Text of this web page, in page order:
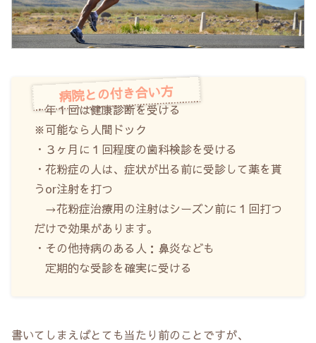
病院との付き合い方
・年１回は健康診断を受ける
※可能なら人間ドック
・３ヶ月に１回程度の歯科検診を受ける
・花粉症の人は、症状が出る前に受診して薬を貰
うor注射を打つ
→花粉症治療用の注射はシーズン前に１回打つ
だけで効果があります。
・その他持病のある人：鼻炎なども
定期的な受診を確実に受ける
書いてしまえばとても当たり前のことですが、